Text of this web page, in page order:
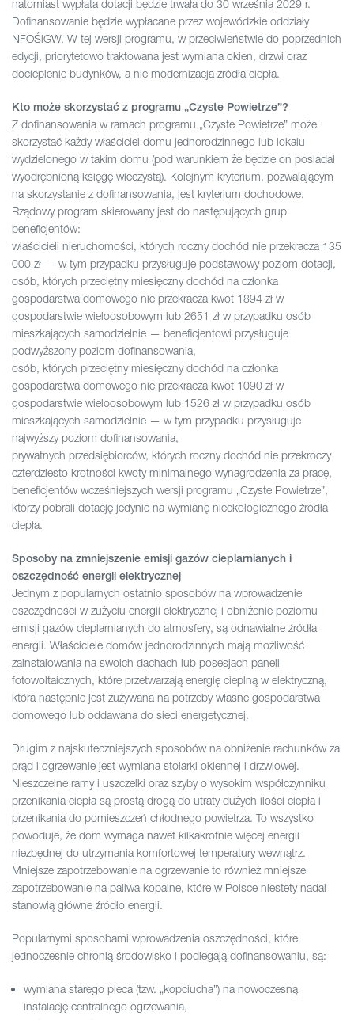
natomiast wypłata dotacji będzie trwała do 30 września 2029 r.
Dofinansowanie będzie wypłacane przez wojewódzkie oddziały
NFOŚiGW. W tej wersji programu, w przeciwieństwie do poprzednich
edycji, priorytetowo traktowana jest wymiana okien, drzwi oraz
docieplenie budynków, a nie modernizacja źródła ciepła.
Kto może skorzystać z programu „Czyste Powietrze”?
Z dofinansowania w ramach programu „Czyste Powietrze” może
skorzystać każdy właściciel domu jednorodzinnego lub lokalu
wydzielonego w takim domu (pod warunkiem że będzie on posiadał
wyodrębnioną księgę wieczystą). Kolejnym kryterium, pozwalającym
na skorzystanie z dofinansowania, jest kryterium dochodowe.
Rządowy program skierowany jest do następujących grup
beneficjentów:
właścicieli nieruchomości, których roczny dochód nie przekracza 135
000 zł — w tym przypadku przysługuje podstawowy poziom dotacji,
osób, których przeciętny miesięczny dochód na członka
gospodarstwa domowego nie przekracza kwot 1894 zł w
gospodarstwie wieloosobowym lub 2651 zł w przypadku osób
mieszkających samodzielnie — beneficjentowi przysługuje
podwyższony poziom dofinansowania,
osób, których przeciętny miesięczny dochód na członka
gospodarstwa domowego nie przekracza kwot 1090 zł w
gospodarstwie wieloosobowym lub 1526 zł w przypadku osób
mieszkających samodzielnie — w tym przypadku przysługuje
najwyższy poziom dofinansowania,
prywatnych przedsiębiorców, których roczny dochód nie przekroczy
czterdziesto krotności kwoty minimalnego wynagrodzenia za pracę,
beneficjentów wcześniejszych wersji programu „Czyste Powietrze”,
którzy pobrali dotację jedynie na wymianę nieekologicznego źródła
ciepła.
Sposoby na zmniejszenie emisji gazów cieplarnianych i
oszczędność energii elektrycznej
Jednym z popularnych ostatnio sposobów na wprowadzenie
oszczędności w zużyciu energii elektrycznej i obniżenie poziomu
emisji gazów cieplarnianych do atmosfery, są odnawialne źródła
energii. Właściciele domów jednorodzinnych mają możliwość
zainstalowania na swoich dachach lub posesjach paneli
fotowoltaicznych, które przetwarzają energię cieplną w elektryczną,
która następnie jest zużywana na potrzeby własne gospodarstwa
domowego lub oddawana do sieci energetycznej.
Drugim z najskuteczniejszych sposobów na obniżenie rachunków za
prąd i ogrzewanie jest wymiana stolarki okiennej i drzwiowej.
Nieszczelne ramy i uszczelki oraz szyby o wysokim współczynniku
przenikania ciepła są prostą drogą do utraty dużych ilości ciepła i
przenikania do pomieszczeń chłodnego powietrza. To wszystko
powoduje, że dom wymaga nawet kilkakrotnie więcej energii
niezbędnej do utrzymania komfortowej temperatury wewnątrz.
Mniejsze zapotrzebowanie na ogrzewanie to również mniejsze
zapotrzebowanie na paliwa kopalne, które w Polsce niestety nadal
stanowią główne źródło energii.
Popularnymi sposobami wprowadzenia oszczędności, które
jednocześnie chronią środowisko i podlegają dofinansowaniu, są:
wymiana starego pieca (tzw. „kopciucha”) na nowoczesną
instalację centralnego ogrzewania,